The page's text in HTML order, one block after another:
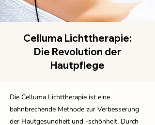
Celluma Lichttherapie:
Die Revolution der
Hautpflege
Die Celluma Lichttherapie ist eine
bahnbrechende Methode zur Verbesserung
der Hautgesundheit und -schönheit. Durch